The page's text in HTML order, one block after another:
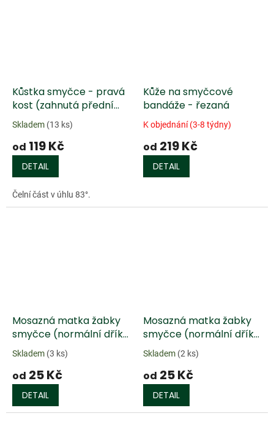
Kůstka smyčce - pravá
kost (zahnutá přední
část, bez prokladu)
Skladem (13 ks)
od 119 Kč
DETAIL
Čelní část v úhlu 83°.
Kůže na smyčcové
bandáže - řezaná
K objednání (3-8 týdny)
od 219 Kč
DETAIL
Mosazná matka žabky
smyčce (normální dřík)
- metrický závit
Skladem (3 ks)
od 25 Kč
DETAIL
Mosazná matka žabky
smyčce (normální dřík)
- palcový závit
Skladem (2 ks)
od 25 Kč
DETAIL